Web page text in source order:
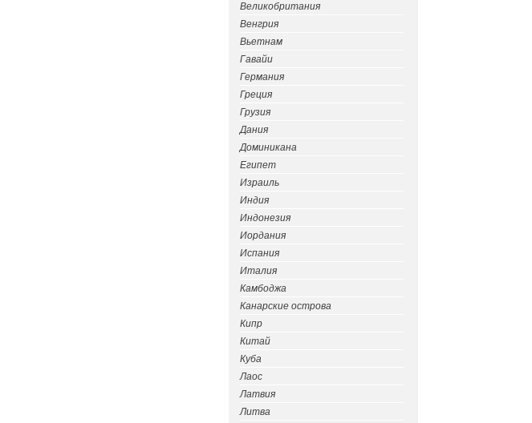
Великобритания
Венгрия
Вьетнам
Гавайи
Германия
Греция
Грузия
Дания
Доминикана
Египет
Израиль
Индия
Индонезия
Иордания
Испания
Италия
Камбоджа
Канарские острова
Кипр
Китай
Куба
Лаос
Латвия
Литва